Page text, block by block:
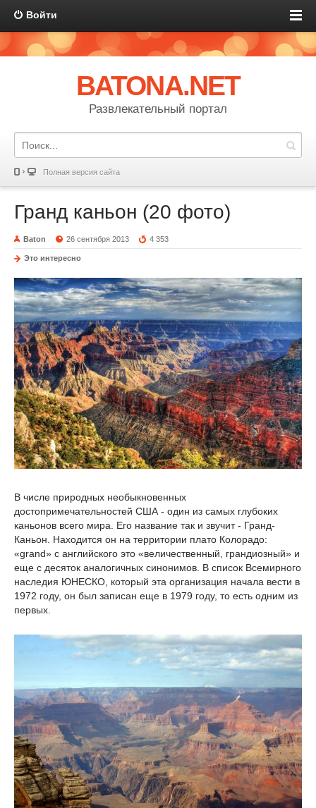
Войти
BATONA.NET
Развлекательный портал
Полная версия сайта
Гранд каньон (20 фото)
Baton 26 сентября 2013 4 353
Это интересно
В числе природных необыкновенных
достопримечательностей США - один из самых глубоких
каньонов всего мира. Его название так и звучит - Гранд-
Каньон. Находится он на территории плато Колорадо:
«grand» с английского это «величественный, грандиозный» и
еще с десяток аналогичных синонимов. В список Всемирного
наследия ЮНЕСКО, который эта организация начала вести в
1972 году, он был записан еще в 1979 году, то есть одним из
первых.